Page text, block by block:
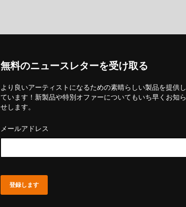
無料のニュースレターを受け取る
より良いアーティストになるための素晴らしい製品を提供し
ています！新製品や特別オファーについてもいち早くお知ら
せします。
メールアドレス
登録します